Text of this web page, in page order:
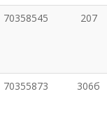
70358545 207
70355873 306б